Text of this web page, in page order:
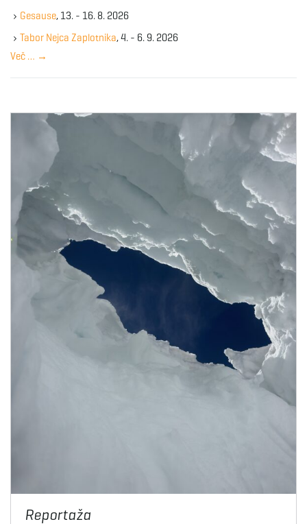
e
y
w
r
Gesause, 13. - 16. 8. 2026
Tabor Nejca Zaplotnika, 4. - 6. 9. 2026
Več … →